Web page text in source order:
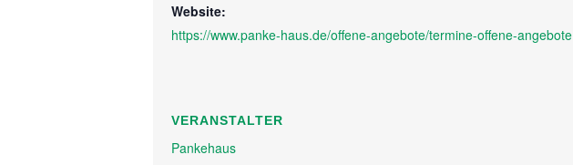
Website:
https://www.panke-haus.de/offene-angebote/termine-offene-angebote
VERANSTALTER
Pankehaus